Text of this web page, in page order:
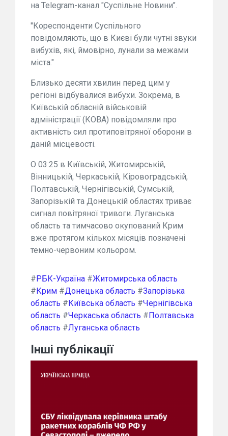
на Telegram-канал "Суспільне Новини".
"Кореспонденти Суспільного
повідомляють, що в Києві були чутні звуки
вибухів, які, ймовірно, лунали за межами
міста."
Близько десяти хвилин перед цим у
регіоні відбувалися вибухи. Зокрема, в
Київській обласній військовій
адміністрації (КОВА) повідомляли про
активність сил протиповітряної оборони в
даній місцевості.
О 03:25 в Київській, Житомирській,
Вінницькій, Черкаській, Кіровоградській,
Полтавській, Чернігівській, Сумській,
Запорізькій та Донецькій областях триває
сигнал повітряної тривоги. Луганська
область та тимчасово окупований Крим
вже протягом кількох місяців позначені
темно-червоним кольором.
#РБК-Україна #Житомирська область
#Крим #Донецька область #Запорізька
область #Київська область #Чернігівська
область #Черкаська область #Полтавська
область #Луганська область
Інші публікації